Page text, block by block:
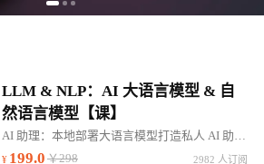
LLM & NLP：AI 大语言模型 & 自
然语言模型【课】
AI 助理：本地部署大语言模型打造私人 AI 助理。帮助：高效学习、行业咨询、知识问答...
199.0 ￥298 2982 人订阅